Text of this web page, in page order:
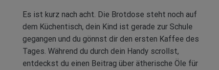
Es ist kurz nach acht. Die Brotdose steht noch auf
dem Küchentisch, dein Kind ist gerade zur Schule
gegangen und du gönnst dir den ersten Kaffee des
Tages. Während du durch dein Handy scrollst,
entdeckst du einen Beitrag über ätherische Öle für